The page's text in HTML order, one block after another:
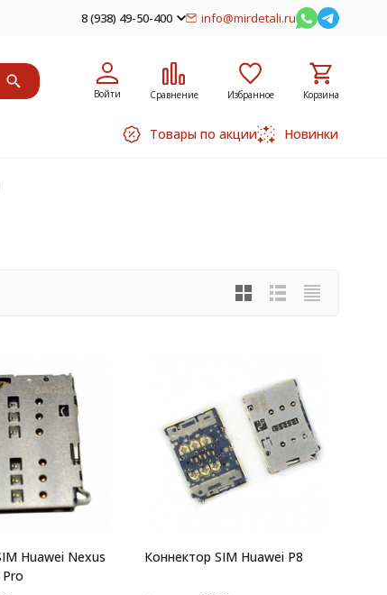
8 (938) 49-50-400 info@mirdetali.ru
Войти Сравнение Избранное Корзина
Товары по акции Новинки
Huawei Nexus
Коннектор SIM Huawei P8